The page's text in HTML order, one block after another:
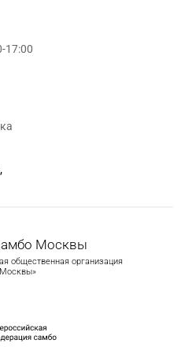
Москвы
общественная организация
17:00